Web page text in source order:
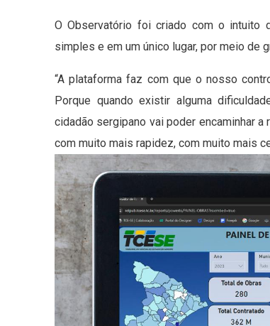
O Observatório foi criado com o
simples e em um único lugar, por meio de
“A plataforma faz com que o nosso
Porque quando existir alguma
cidadão sergipano vai poder encaminhar
com muito mais rapidez, com muito mais